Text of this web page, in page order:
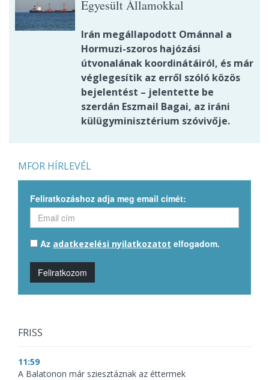
Egyesült Államokkal
Irán megállapodott Ománnal a
Hormuzi-szoros hajózási
útvonalának koordinátáiról, és már
véglegesítik az erről szóló közös
bejelentést – jelentette be
szerdán Eszmail Bagai, az iráni
külügyminisztérium szóvivője.
MFOR HÍRLEVÉL
Feliratkozáshoz adja meg email címét:
Az adatkezelési nyilatkozatot elfogadom.
Feliratkozom
FRISS
11:59
A Balatonon már sziesztáznak az éttermek